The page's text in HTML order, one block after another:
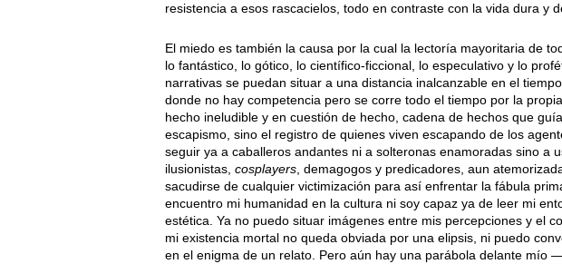
resistencia a esos rascacielos, todo en contraste con la vida dura y
El miedo es también la causa por la cual la lectoría mayoritaria de
lo fantástico, lo gótico, lo científico-ficcional, lo especulativo y lo
narrativas se puedan situar a una distancia inalcanzable en el
donde no hay competencia pero se corre todo el tiempo por la
hecho ineludible y en cuestión de hecho, cadena de hechos que
escapismo, sino el registro de quienes viven escapando de los
seguir ya a caballeros andantes ni a solteronas enamoradas sino a
ilusionistas, cosplayers , demagogos y predicadores, aun
sacudirse de cualquier victimización para así enfrentar la fábula
encuentro mi humanidad en la cultura ni soy capaz ya de leer mi
estética. Ya no puedo situar imágenes entre mis percepciones y el
mi existencia mortal no queda obviada por una elipsis, ni puedo
en el enigma de un relato. Pero aún hay una parábola delante mío